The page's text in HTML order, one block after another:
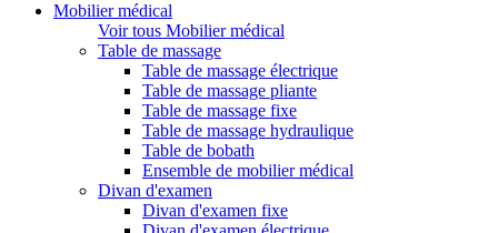
Mobilier médical
Voir tous Mobilier médical
Table de massage
Table de massage électrique
Table de massage pliante
Table de massage fixe
Table de massage hydraulique
Table de bobath
Ensemble de mobilier médical
Divan d'examen
Divan d'examen fixe